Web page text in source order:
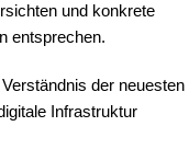
und konkrete
entsprechen.
der neuesten
Infrastruktur